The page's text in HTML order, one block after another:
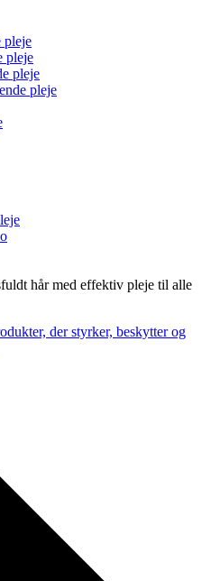
pleje
pleje
pleje
pleje
hår med effektiv pleje til alle
der styrker, beskytter og